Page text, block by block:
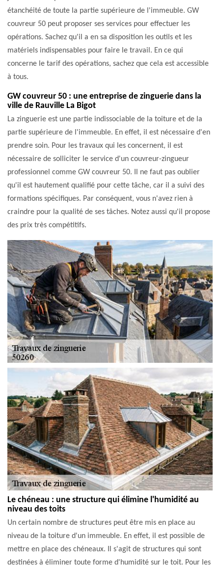
étanchéité de toute la partie supérieure de l'immeuble. GW
couvreur 50 peut proposer ses services pour effectuer les
opérations. Sachez qu'il a en sa disposition les outils et les
matériels indispensables pour faire le travail. En ce qui
concerne le tarif des opérations, sachez que cela est accessible
à tous.
GW couvreur 50 : une entreprise de zinguerie dans la
ville de Rauville La Bigot
La zinguerie est une partie indissociable de la toiture et de la
partie supérieure de l'immeuble. En effet, il est nécessaire d'en
prendre soin. Pour les travaux qui les concernent, il est
nécessaire de solliciter le service d'un couvreur-zingueur
professionnel comme GW couvreur 50. Il ne faut pas oublier
qu'il est hautement qualifié pour cette tâche, car il a suivi des
formations spécifiques. Par conséquent, vous n'avez rien à
craindre pour la qualité de ses tâches. Notez aussi qu'il propose
des prix très compétitifs.
Le chéneau : une structure qui élimine l'humidité au
niveau des toits
Un certain nombre de structures peut être mis en place au
niveau de la toiture d'un immeuble. En effet, il est possible de
mettre en place des chéneaux. Il s'agit de structures qui sont
destinées à éliminer toute forme d'humidité sur le toit. Pour les